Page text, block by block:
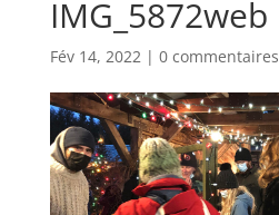
IMG_5872web
Fév 14, 2022| 0 commentaires